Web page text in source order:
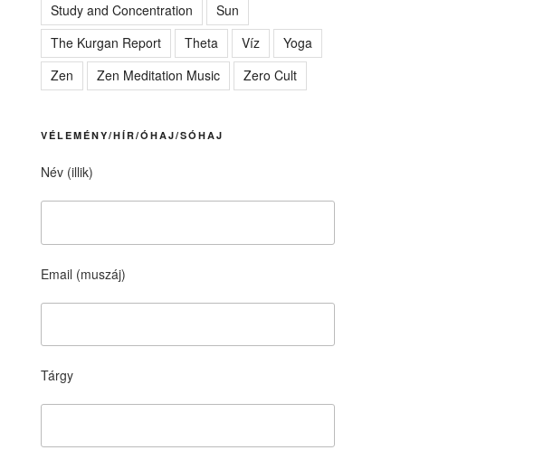
Study and Concentration
Sun
The Kurgan Report
Theta Víz
Yoga
Zen
Zen Meditation Music Zero Cult
VÉLEMÉNY/HÍR/ÓHAJ/SÓHAJ
Név (illik)
Email (muszáj)
Tárgy